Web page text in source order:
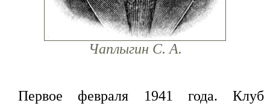
Чаплыгин С. А.
Первое февраля 1941 года. Клуб